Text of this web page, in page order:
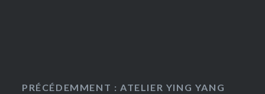
PRÉCÉDEMMENT : ATELIER YING YANG